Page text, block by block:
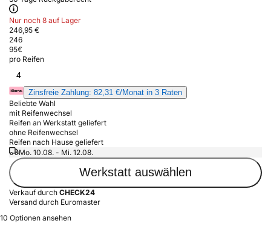
Nur noch 8 auf Lager
246,95 €
246
95€
pro Reifen
4
Zinsfreie Zahlung: 82,31 €/Monat in 3 Raten
Beliebte Wahl
mit Reifenwechsel
Reifen an Werkstatt geliefert
ohne Reifenwechsel
Reifen nach Hause geliefert
Mo. 10.08. - Mi. 12.08.
Werkstatt auswählen
Verkauf durch CHECK24
Versand durch Euromaster
10 Optionen ansehen